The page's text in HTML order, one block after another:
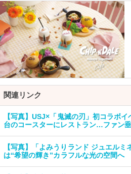
関連リンク
【写真】USJ×「鬼滅の刃」初コラボ
台のコースターにレストラン…ファン
【写真】「よみうりランド ジュエル
は“希望の輝き”カラフルな光の空間へ